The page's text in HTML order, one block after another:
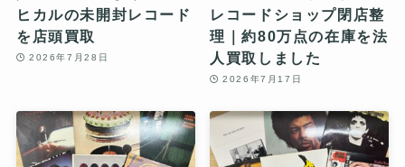
ヒカルの未開封レコード
を店頭買取
2026年7月28日
レコードショップ閉店整
理｜約80万点の在庫を法
人買取しました
2026年7月17日